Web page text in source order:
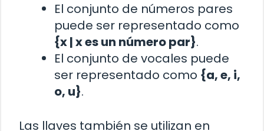
El conjunto de números pares
puede ser representado como
{x | x es un número par}.
El conjunto de vocales puede
ser representado como {a, e, i,
o, u}.
Las llaves también se utilizan en